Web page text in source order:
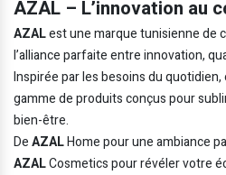
AZAL – L’innovation au
AZALest une marque tunisienne de
l’alliance parfaite entre innovation,
Inspirée par les besoins du
gamme de produits conçus pour
bien-être.
DeAZALHome pour une ambiance
AZALCosmetics pour révéler votre